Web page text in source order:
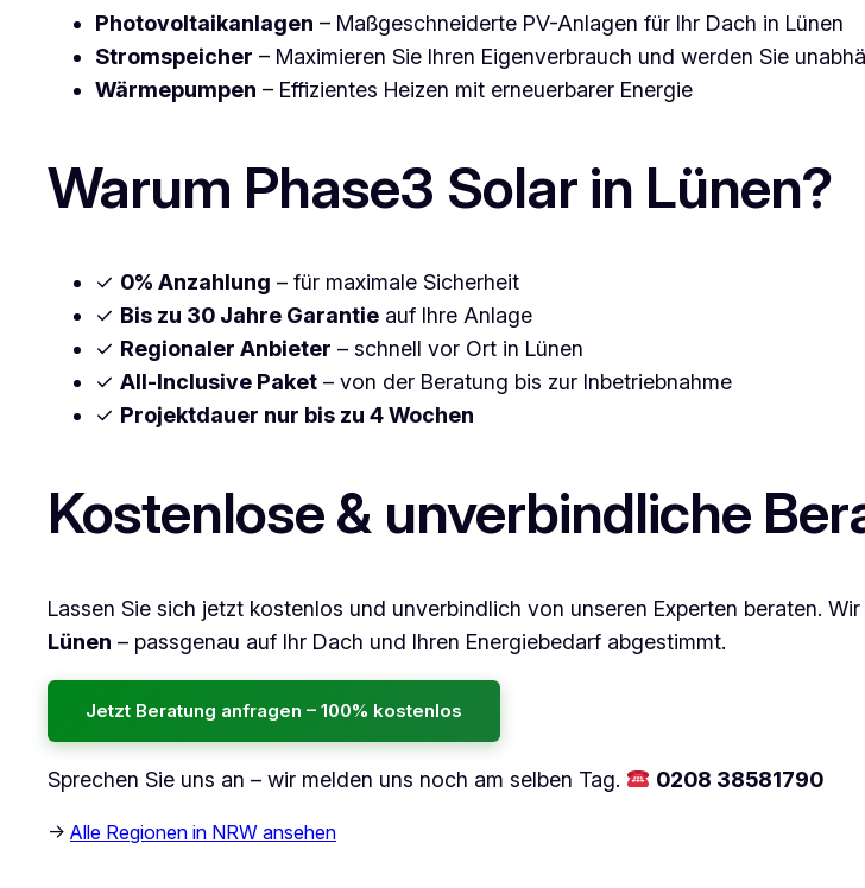
Photovoltaikanlagen – Maßgeschneiderte PV-Anlagen für Ihr Dach in Lünen
Stromspeicher – Maximieren Sie Ihren Eigenverbrauch und werden Sie
Wärmepumpen – Effizientes Heizen mit erneuerbarer Energie
Warum Phase3 Solar in Lünen?
✓ 0% Anzahlung – für maximale Sicherheit
✓ Bis zu 30 Jahre Garantie auf Ihre Anlage
✓ Regionaler Anbieter – schnell vor Ort in Lünen
✓ All-Inclusive Paket – von der Beratung bis zur Inbetriebnahme
✓ Projektdauer nur bis zu 4 Wochen
Kostenlose & unverbindliche
Lassen Sie sich jetzt kostenlos und unverbindlich von unseren Experten beraten.
Lünen – passgenau auf Ihr Dach und Ihren Energiebedarf abgestimmt.
Jetzt Beratung anfragen – 100% kostenlos
Sprechen Sie uns an – wir melden uns noch am selben Tag. 0208 38581790
→ Alle Regionen in NRW ansehen